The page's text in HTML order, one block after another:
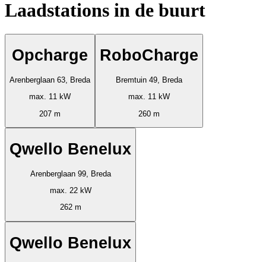
Laadstations in de buurt
Opcharge
Arenberglaan 63, Breda
max. 11 kW
207 m
RoboCharge
Bremtuin 49, Breda
max. 11 kW
260 m
Qwello Benelux
Arenberglaan 99, Breda
max. 22 kW
262 m
Qwello Benelux